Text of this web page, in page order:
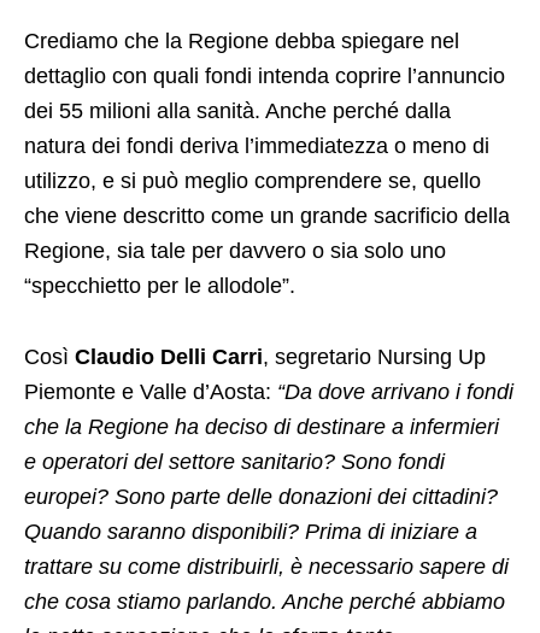
Crediamo che la Regione debba spiegare nel
dettaglio con quali fondi intenda coprire l’annuncio
dei 55 milioni alla sanità. Anche perché dalla
natura dei fondi deriva l’immediatezza o meno di
utilizzo, e si può meglio comprendere se, quello
che viene descritto come un grande sacrificio della
Regione, sia tale per davvero o sia solo uno
“specchietto per le allodole”.
Così Claudio Delli Carri, segretario Nursing Up
Piemonte e Valle d’Aosta: “Da dove arrivano i fondi
che la Regione ha deciso di destinare a infermieri
e operatori del settore sanitario? Sono fondi
europei? Sono parte delle donazioni dei cittadini?
Quando saranno disponibili? Prima di iniziare a
trattare su come distribuirli, è necessario sapere di
che cosa stiamo parlando. Anche perché abbiamo